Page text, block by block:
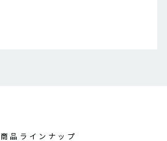
商品ラインナップ